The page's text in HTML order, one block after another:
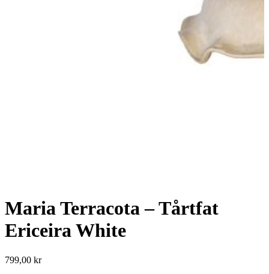
Maria Terracota – Tårtfat
Ericeira White
799,00 kr